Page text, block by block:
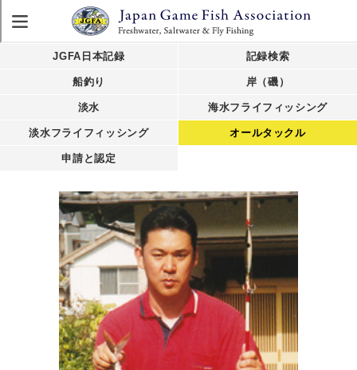
JGFA日本記録 記録検索
船釣り 岸（磯）
淡水 海水フライフィッシング
淡水フライフィッシング オールタックル
申請と認定